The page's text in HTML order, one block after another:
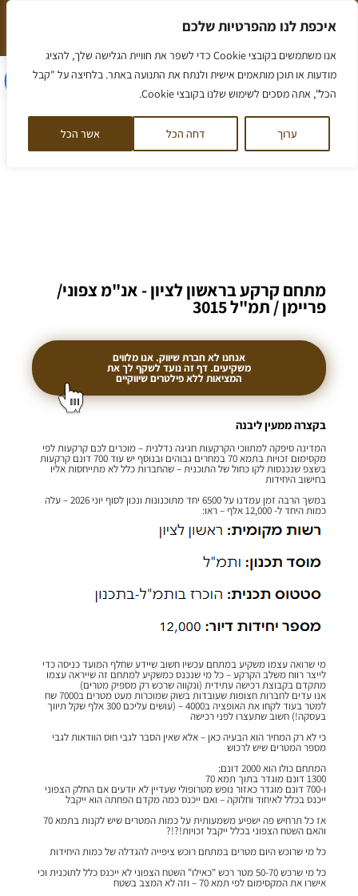
איכפת לנו מהפרטיות שלכם
אנו משתמשים בקובצי Cookie כדי לשפר את חוויית הגלישה שלך, להציג
מודעות או תוכן מותאמים אישית ולנתח את התנועה באתר. בלחיצה על "קבל
הכל", אתה מסכים לשימוש שלנו בקובצי Cookie.
ערוך דחה הכל אשר הכל
דילוג
לתוכן
המלצה חמה שווה יותר מאלף מילים
מתחם קרקע בראשון לציון - אנ"מ צפוני/
פריימן / תמ"ל 3015
אנחנו לא חברת שיווק. אנו מלווים
משקיעים. דף זה נועד לשקף לך את
המציאות ללא פילטרים שיווקיים
בקצרה ממעין ליבנה
המדינה סיפקה למתווכי הקרקעותחגיגה נדלנית – מוכרים לכם קרקעות לפי
מקסימום זכויות בתמא 70 במחרים גבוהים ובנוסף יש עוד 700 דונם קרקעות
בשצפ שנכנסות לקו כחול של התוכנית – שהחברות כלל לא מתייחסות אליו
בחישוב היחידות
במשך הרבה זמן עמדנו על 6500 יחד מתוכנונות ונכון לסוף יוני 2026 – עלה
כמות היחד ל- 12,000 אלף – ראו:
מי שרואה עצמו משקיע במתחם עכשיו חשוב שיידע שחלף המועד כניסה כדי
לייצר רווח משלב הקרקע – כל מי שנכנס כמשקיע למתחם זה שייראה עצמו
מתקדם בקבוצת רכישה עתידית (ונקווה שרכש רק מספיק מטרים)
אנו עדים לחברות חצופות שעובדות בשוק שמוכרות מעט מטרים ב7000 שח
למטר בעוד לקחו את האופציה ב4000 – (עושים עליכם 300 אלף שקל תיווך
בעסקה!) חשוב שתעצרו לפני רכישה
כי לא רק המחיר הוא הבעיה כאן – אלא שאין הסבר לגבי חוס הוודאות לגבי
מספר המטרים שיש לרכוש
המתחם כולו הוא 2000 דונם:
1300 דונם מוגדר בתוך תמא 70
ו-700 דונם מוגדר כאזור נופש מטרופולי שעדיין לא יודעים אם החלק הצפוני
ייכנס בכלל לאיחוד וחלוקה – ואם ייכנס כמה מקדם הפחתה הוא ייקבל
אז כל תרחיש פה ישפיע משמעותית על כמות המטרים שיש לקנות בתמא 70
והאם השטח הצפוני בכלל ייקבל זכויות!?!?
כל מי שרוכש היום מטרים במתחם רוכש ציפייה להגדלה של כמות היחידות
כל מי שרכש 50-70 מטר רכש "כאילו" השטח הצפוני לא ייכנס כלל לתוכנית וכי
אישרו את המקסימום לפי תמא 70 – וזה לא המצב בשטח